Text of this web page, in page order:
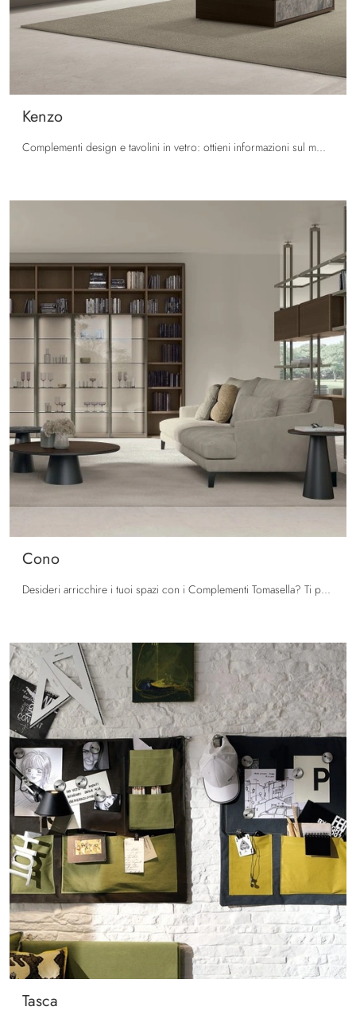
Kenzo
Complementi design e tavolini in vetro: ottieni informazioni sul modello Kenzo di Tomasella e potrai completare i tuoi interni.
Cono
Desideri arricchire i tuoi spazi con i Complementi Tomasella? Ti presentiamo diversi modelli di tavolini in melaminico come Cono.
Tasca